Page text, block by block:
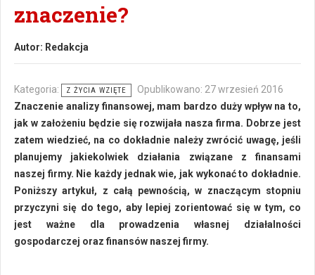
znaczenie?
Autor: Redakcja
Kategoria: Z ŻYCIA WZIĘTE
Opublikowano: 27 wrzesień 2016
Znaczenie analizy finansowej, mam bardzo duży wpływ na to,
jak w założeniu będzie się rozwijała nasza firma. Dobrze jest
zatem wiedzieć, na co dokładnie należy zwrócić uwagę, jeśli
planujemy jakiekolwiek działania związane z finansami
naszej firmy. Nie każdy jednak wie, jak wykonać to dokładnie.
Poniższy artykuł, z całą pewnością, w znaczącym stopniu
przyczyni się do tego, aby lepiej zorientować się w tym, co
jest ważne dla prowadzenia własnej działalności
gospodarczej oraz finansów naszej firmy.